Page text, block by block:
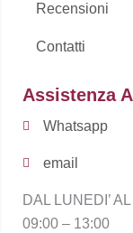
Recensioni
Contatti
Assistenza
Whatsapp
email
DAL LUNEDI’
09:00 – 13:00